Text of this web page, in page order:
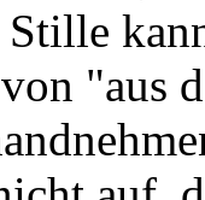
"aus